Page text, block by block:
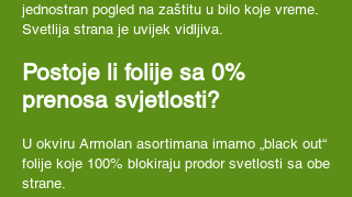
jednostran pogled na zaštitu u bilo koje vreme.
Svetlija strana je uvijek vidljiva.
Postoje li folije sa 0%
prenosa svjetlosti?
U okviru Armolan asortimana imamo „black out“
folije koje 100% blokiraju prodor svetlosti sa obe
strane.